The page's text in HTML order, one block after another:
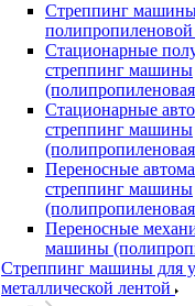
Стреппинг машины
полипропиленовой
Стационарные
стреппинг машины
Стационарные
стреппинг машины
Переносные
стреппинг машины
Переносные
машины
Стреппинг машины для
металлической лентой